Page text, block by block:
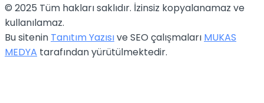
© 2025 Tüm hakları saklıdır. İzinsiz kopyalanamaz ve
kullanılamaz.
Bu sitenin Tanıtım Yazısıve SEO çalışmaları MUKAS
MEDYA tarafından yürütülmektedir.